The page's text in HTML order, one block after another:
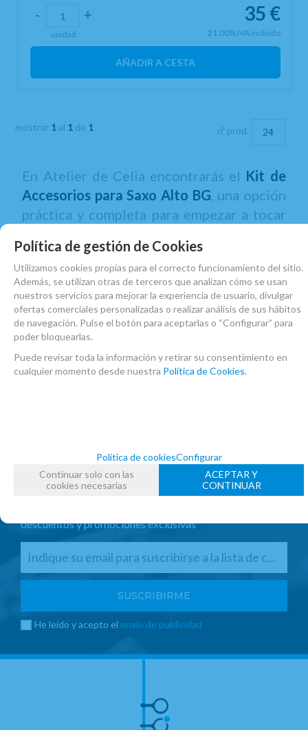
35 €
21.00% IVA incluido
- +
unidad
AÑADIR A CESTA
mostrar 1 al 1 de 1 nº prod.
En Atelier de Celia encontrarás el Kit de
Accesorios para Saxo Alto BG , una opción
práctica y completa para empezar a tocar
esenciales para la comodidad, el cuidado
de la boquilla, la limpieza y el
mantenimiento diario del instrumento.
Ideal para estudiantes que buscan un set
útil, fiable y preparado para acompañar sus
primeras clases, ensayos y sesiones de
estudio.
Suscríbete y disfruta de ventajas y
exclusivas
descuentos y promociones exclusivas
He leído y acepto el envío de publicidad
Política de gestión de Cookies
Utilizamos cookies propias para el correcto funcionamiento del sitio.
Además, se utilizan otras de terceros que analizan cómo se usan
nuestros servicios para mejorar la experiencia de usuario, divulgar
ofertas comerciales personalizadas o realizar análisis de sus hábitos
de navegación. Pulse el botón para aceptarlas o “Configurar” para
poder bloquearlas.
Puede revisar toda la información y retirar su consentimiento en
cualquier momento desde nuestra Política de Cookies.
Política de cookiesConfigurar
Continuar solo con las
cookies necesarias
ACEPTAR Y
CONTINUAR